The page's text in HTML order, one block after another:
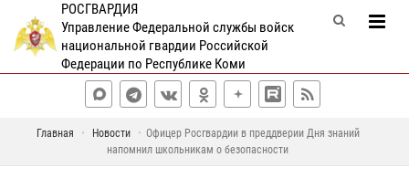
РОСГВАРДИЯ
Управление Федеральной службы войск
национальной гвардии Российской
Федерации по Республике Коми
Главная Новости
Офицер Росгвардии в преддверии Дня знаний
напомнил школьникам о безопасности